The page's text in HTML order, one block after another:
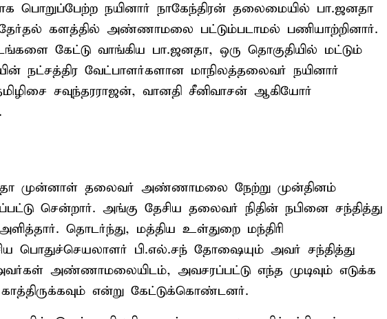
பொறுப்பேற்ற நயினார் நாகேந்திரன் தலைமையில் பா.ஜனதா
தேர்தல் களத்தில் அண்ணாமலை பட்டும்படாமல் பணியாற்றினார்.
கேட்டு வாங்கிய பா.ஜனதா, ஒரு தொகுதியில் மட்டும்
நட்சத்திர வேட்பாளர்களான மாநிலத்தலைவர் நயினார்
சவுந்தரராஜன், வானதி சீனிவாசன் ஆகியோர்
முன்னாள் தலைவர் அண்ணாமலை நேற்று முன்தினம்
சென்றார். அங்கு தேசிய தலைவர் நிதின் நபினை சந்தித்து
தொடர்ந்து, மத்திய உள்துறை மந்திரி
பொதுச்செயலாளர் பி.எல்.சந் தோஷையும் அவர் சந்தித்து
அண்ணாமலையிடம், அவசரப்பட்டு எந்த முடிவும் எடுக்க
என்று கேட்டுக்கொண்டனர்.